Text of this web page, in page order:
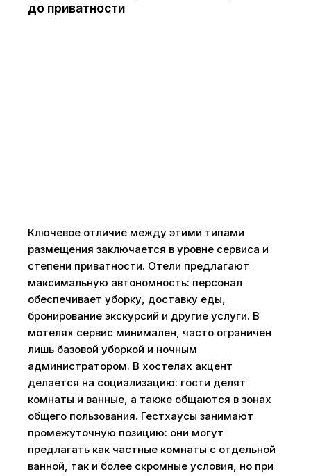
до приватности
Ключевое отличие между этими типами
размещения заключается в уровне сервиса и
степени приватности. Отели предлагают
максимальную автономность: персонал
обеспечивает уборку, доставку еды,
бронирование экскурсий и другие услуги. В
мотелях сервис минимален, часто ограничен
лишь базовой уборкой и ночным
администратором. В хостелах акцент
делается на социализацию: гости делят
комнаты и ванные, а также общаются в зонах
общего пользования. Гестхаусы занимают
промежуточную позицию: они могут
предлагать как частные комнаты с отдельной
ванной, так и более скромные условия, но при